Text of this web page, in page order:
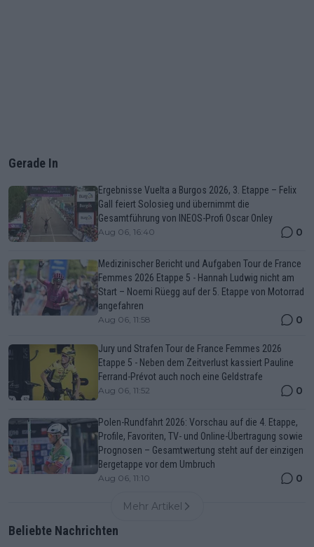
Gerade In
Ergebnisse Vuelta a Burgos 2026, 3. Etappe – Felix
Gall feiert Solosieg und übernimmt die
Gesamtführung von INEOS-Profi Oscar Onley
Aug 06, 16:40 0
Medizinischer Bericht und Aufgaben Tour de France
Femmes 2026 Etappe 5 - Hannah Ludwig nicht am
Start – Noemi Rüegg auf der 5. Etappe von Motorrad
angefahren
Aug 06, 11:58 0
Jury und Strafen Tour de France Femmes 2026
Etappe 5 - Neben dem Zeitverlust kassiert Pauline
Ferrand-Prévot auch noch eine Geldstrafe
Aug 06, 11:52 0
Polen-Rundfahrt 2026: Vorschau auf die 4. Etappe,
Profile, Favoriten, TV- und Online-Übertragung sowie
Prognosen – Gesamtwertung steht auf der einzigen
Bergetappe vor dem Umbruch
Aug 06, 11:10 0
Mehr Artikel
Beliebte Nachrichten